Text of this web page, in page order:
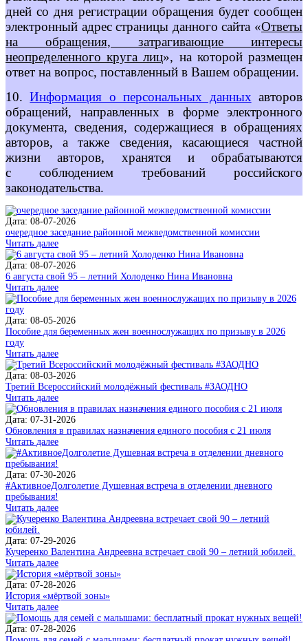
дней со дня регистрации обращения будет сообщен
электронный адрес страницы данного сайта «Ответы
на обращения, затрагивающие интересы
неопределенного круга лиц», на которой размещен
ответ на вопрос, поставленный в Вашем обращении.
10.Информация о персональных данных авторов
обращений, направленных в форме электронного
документа, сведения, содержащиеся в обращениях
авторов, а также сведения, касающиеся частной
жизни авторов, хранятся и обрабатываются
с соблюдением требований российского
законодательства.
Дата: 08-07-2026
очередное заседание районной межведомственной комиссии
Читать далее
Дата: 08-07-2026
6 августа свой 95 – летний Холоденко Нина Ивановна
Читать далее
Дата: 08-05-2026
Пособие для беременных жен военнослужащих по призыву в 2026
году
Читать далее
Дата: 08-03-2026
Третий Всероссийский молодёжный фестиваль #ЗАОДНО
Читать далее
Дата: 07-31-2026
Обновления в правилах назначения единого пособия с 21 июля
Читать далее
Дата: 07-30-2026
#АктивноеДолголетие Душевная встреча в отделении дневного
пребывания!
Читать далее
Дата: 07-29-2026
Кучеренко Валентина Андреевна встречает свой 90 – летний юбилей.
Читать далее
Дата: 07-28-2026
История «мёртвой зоны»
Читать далее
Дата: 07-28-2026